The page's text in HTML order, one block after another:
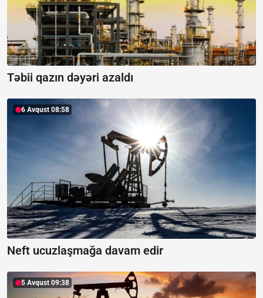
Təbii qazın dəyəri azaldı
6 Avqust 08:58
Neft ucuzlaşmağa davam edir
5 Avqust 09:38